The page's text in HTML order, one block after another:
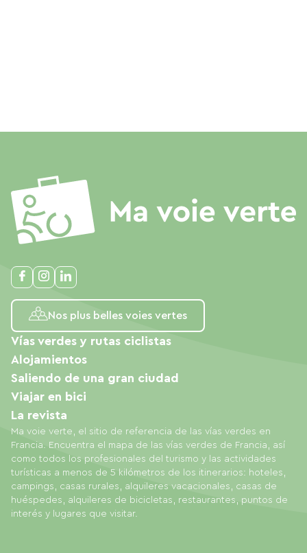
Nos plus belles voies vertes
Ma voie verte, el sitio de referencia de las vías verdes en
Francia. Encuentra el mapa de las vías verdes de Francia, así
como todos los profesionales del turismo y las actividades
turísticas a menos de 5 kilómetros de los itinerarios: hoteles,
campings, casas rurales, alquileres vacacionales, casas de
huéspedes, alquileres de bicicletas, restaurantes, puntos de
interés y lugares que visitar.
Vías verdes y rutas ciclistas
Alojamientos
Saliendo de una gran ciudad
Viajar en bici
La revista